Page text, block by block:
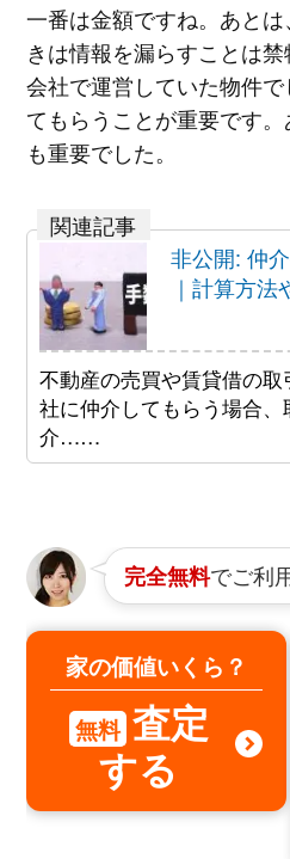
一番は金額ですね。あと
きは情報を漏らすことは禁
会社で運営していた物件
てもらうことが重要です
も重要でした。
非公開: 仲
｜計算方
不動産の売買や賃貸借の
社に仲介してもらう場合
介……
完全無料でご利
家の価値いくら？
無料 査定
する